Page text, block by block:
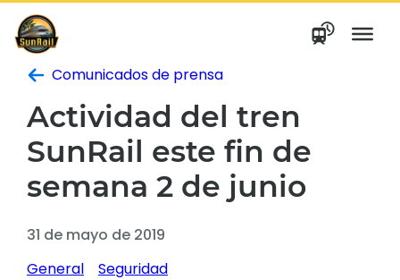
saltar
contenido
Comunicados de prensa
Actividad del tren
SunRail este fin de
semana 2 de junio
31 de mayo de 2019
General
Seguridad